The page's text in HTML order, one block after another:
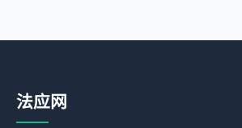
法应网